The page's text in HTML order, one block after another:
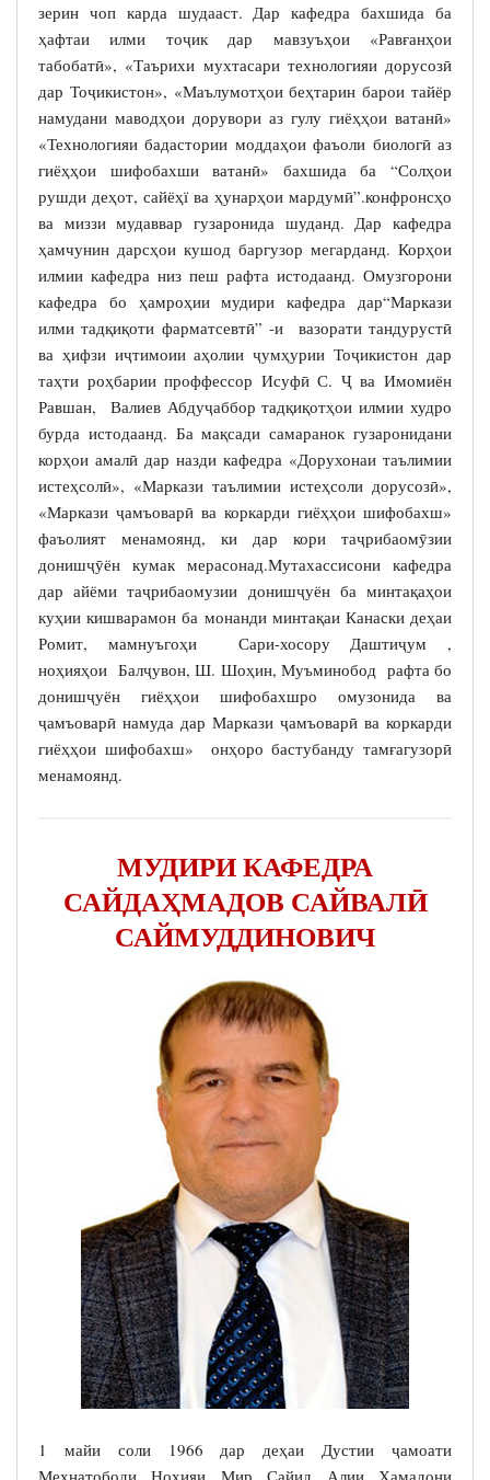
зерин чоп карда шудааст. Дар кафедра бахшида ба
ҳафтаи илми тоҷик дар мавзуъҳои «Равғанҳои
табобатӣ», «Таърихи мухтасари технологияи дорусозӣ
дар Тоҷикистон», «Маълумотҳои беҳтарин барои тайёр
намудани маводҳои дорувори аз гулу гиёҳҳои ватанӣ»
«Технологияи бадастории моддаҳои фаъоли биологӣ аз
гиёҳҳои шифобахши ватанӣ» бахшида ба “Солҳои
рушди деҳот, сайёҳї ва ҳунарҳои мардумӣ”.конфронсҳо
ва миззи мудаввар гузаронида шуданд. Дар кафедра
ҳамчунин дарсҳои кушод баргузор мегарданд. Корҳои
илмии кафедра низ пеш рафта истодаанд. Омузгорони
кафедра бо ҳамроҳии мудири кафедра дар“Маркази
илми тадқиқоти фарматсевтӣ” -и вазорати тандурустӣ
ва ҳифзи иҷтимоии аҳолии ҷумҳурии Тоҷикистон дар
таҳти роҳбарии проффессор Исуфӣ С. Ҷ ва Имомиён
Равшан, Валиев Абдуҷаббор тадқиқотҳои илмии худро
бурда истодаанд. Ба мақсади самаранок гузаронидани
корҳои амалӣ дар назди кафедра «Дорухонаи таълимии
истеҳсолӣ», «Маркази таълимии истеҳсоли дорусозӣ»,
«Маркази ҷамъоварӣ ва коркарди гиёҳҳои шифобахш»
фаъолият менамоянд, ки дар кори таҷрибаомӯзии
донишҷӯён кумак мерасонад.Мутахассисони кафедра
дар айёми таҷрибаомузии донишҷуён ба минтақаҳои
куҳии кишварамон ба монанди минтақаи Канаски деҳаи
Ромит, мамнуъгоҳи Сари-хосору Даштиҷум ,
ноҳияҳои Балҷувон, Ш. Шоҳин, Муъминобод рафта бо
донишҷуён гиёҳҳои шифобахшро омузонида ва
ҷамъоварӣ намуда дар Маркази ҷамъоварӣ ва коркарди
гиёҳҳои шифобахш» онҳоро бастубанду тамғагузорӣ
менамоянд.
МУДИРИ КАФЕДРА
САЙДАҲМАДОВ САЙВАЛӢ
САЙМУДДИНОВИЧ
1 майи соли 1966 дар деҳаи Дустии ҷамоати